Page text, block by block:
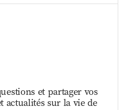
et partager vos
actualités sur la vie de